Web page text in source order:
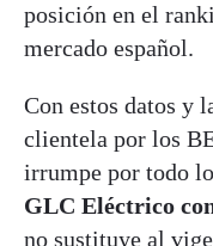
posición en el
mercado español.
Con estos datos y
clientela por los
irrumpe por todo
GLC Eléctrico
no sustituye al